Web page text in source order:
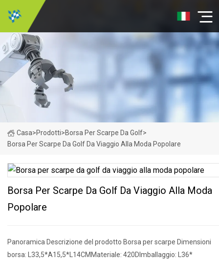
Casa>Prodotti>Borsa Per Scarpe Da Golf>
Borsa Per Scarpe Da Golf Da Viaggio Alla Moda Popolare
Borsa Per Scarpe Da Golf Da Viaggio Alla Moda
Popolare
Panoramica Descrizione del prodotto Borsa per scarpe Dimensioni
borsa: L33,5*A15,5*L14CMMateriale: 420DImballaggio: L36*